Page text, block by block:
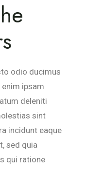
odio ducimus
ipsam
deleniti
sint
incidunt eaque
sed quia
qui ratione